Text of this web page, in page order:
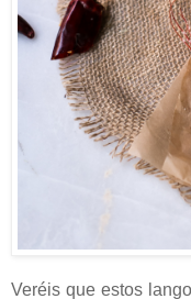
Veréis que estos